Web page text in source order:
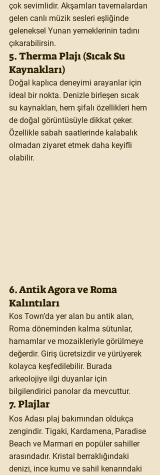
çok sevimlidir. Akşamları tavernalardan
gelen canlı müzik sesleri eşliğinde
geleneksel Yunan yemeklerinin tadını
çıkarabilirsin.
5. Therma Plajı (Sıcak Su
Kaynakları)
Doğal kaplıca deneyimi arayanlar için
ideal bir nokta. Denizle birleşen sıcak
su kaynakları, hem şifalı özellikleri hem
de doğal görüntüsüyle dikkat çeker.
Özellikle sabah saatlerinde kalabalık
olmadan ziyaret etmek daha keyifli
olabilir.
6. Antik Agora ve Roma
Kalıntıları
Kos Town’da yer alan bu antik alan,
Roma döneminden kalma sütunlar,
hamamlar ve mozaikleriyle görülmeye
değerdir. Giriş ücretsizdir ve yürüyerek
kolayca keşfedilebilir. Burada
arkeolojiye ilgi duyanlar için
bilgilendirici panolar da mevcuttur.
7. Plajlar
Kos Adası plaj bakımından oldukça
zengindir. Tigaki, Kardamena, Paradise
Beach ve Marmari en popüler sahiller
arasındadır. Kristal berraklığındaki
denizi, ince kumu ve sahil kenarındaki